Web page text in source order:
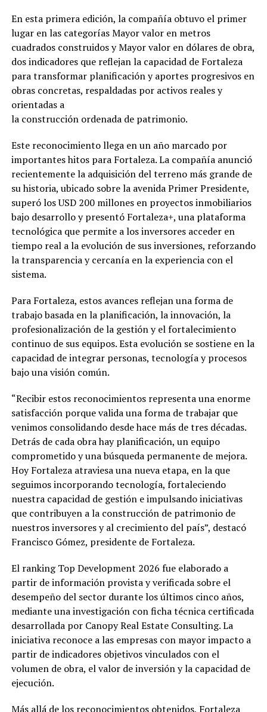
En esta primera edición, la compañía obtuvo el primer
lugar en las categorías Mayor valor en metros
cuadrados construidos y Mayor valor en dólares de obra,
dos indicadores que reflejan la capacidad de Fortaleza
para transformar planificación y aportes progresivos en
obras concretas, respaldadas por activos reales y
orientadas a
la construcción ordenada de patrimonio.
Este reconocimiento llega en un año marcado por
importantes hitos para Fortaleza. La compañía anunció
recientemente la adquisición del terreno más grande de
su historia, ubicado sobre la avenida Primer Presidente,
superó los USD 200 millones en proyectos inmobiliarios
bajo desarrollo y presentó Fortaleza+, una plataforma
tecnológica que permite a los inversores acceder en
tiempo real a la evolución de sus inversiones, reforzando
la transparencia y cercanía en la experiencia con el
sistema.
Para Fortaleza, estos avances reflejan una forma de
trabajo basada en la planificación, la innovación, la
profesionalización de la gestión y el fortalecimiento
continuo de sus equipos. Esta evolución se sostiene en la
capacidad de integrar personas, tecnología y procesos
bajo una visión común.
“Recibir estos reconocimientos representa una enorme
satisfacción porque valida una forma de trabajar que
venimos consolidando desde hace más de tres décadas.
Detrás de cada obra hay planificación, un equipo
comprometido y una búsqueda permanente de mejora.
Hoy Fortaleza atraviesa una nueva etapa, en la que
seguimos incorporando tecnología, fortaleciendo
nuestra capacidad de gestión e impulsando iniciativas
que contribuyen a la construcción de patrimonio de
nuestros inversores y al crecimiento del país”, destacó
Francisco Gómez, presidente de Fortaleza.
El ranking Top Development 2026 fue elaborado a
partir de información provista y verificada sobre el
desempeño del sector durante los últimos cinco años,
mediante una investigación con ficha técnica certificada
desarrollada por Canopy Real Estate Consulting. La
iniciativa reconoce a las empresas con mayor impacto a
partir de indicadores objetivos vinculados con el
volumen de obra, el valor de inversión y la capacidad de
ejecución.
Más allá de los reconocimientos obtenidos, Fortaleza